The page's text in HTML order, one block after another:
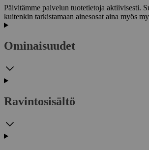
Päivitämme palvelun tuotetietoja aktiivisesti.
kuitenkin tarkistamaan ainesosat aina myös
Ominaisuudet
Ravintosisältö